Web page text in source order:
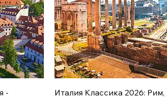
-
Италия Классика 2026: Рим,